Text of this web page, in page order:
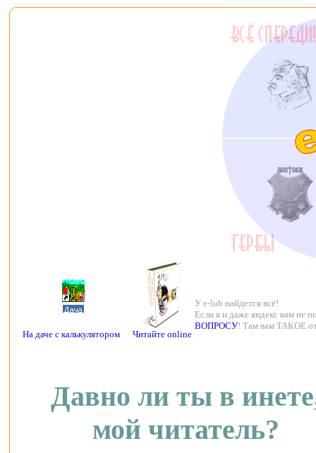
На даче с калькулятором Читайте online
У e-lub найдется всё!
Если я и даже яндекс вам не
ВОПРОСУ! Там вам ТАКОЕ
Давно ли ты в
мой читатель?